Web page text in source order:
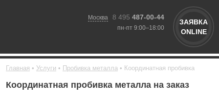
Москва 8 495 487-00-44
пн-пт 9:00–18:00
ЗАЯВКА
ONLINE
Главная Услуги Пробивка металла Координатная пробивка
Координатная пробивка металла на заказ